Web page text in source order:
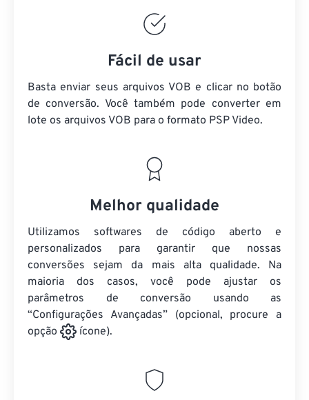
Fácil de usar
Basta enviar seus arquivos VOB e clicar no botão
de conversão. Você também pode converter em
lote os arquivos VOB para o formato PSP Video.
Melhor qualidade
Utilizamos softwares de código aberto e
personalizados para garantir que nossas
conversões sejam da mais alta qualidade. Na
maioria dos casos, você pode ajustar os
parâmetros de conversão usando as
“Configurações Avançadas” (opcional, procure a
opção
ícone).